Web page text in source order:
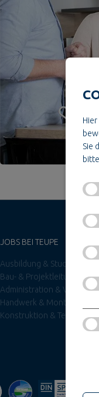
JOBS BEI TEUPE
Ausbildung & Studium
Bau- & Projektleitung
Administration &
Handwerk & Montage
Konstruktion & Technik
Sie